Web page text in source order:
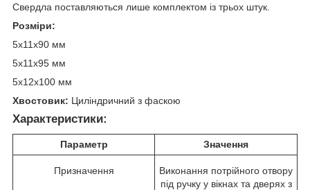
Свердла поставляються лише комплектом із трьох штук.
Розміри:
5х11х90 мм
5х11х95 мм
5х12х100 мм
Хвостовик: Циліндричний з фаскою
Характеристики:
Параметр Значення
Призначення
Виконання потрійного отвору
під ручку у вікнах та дверях з